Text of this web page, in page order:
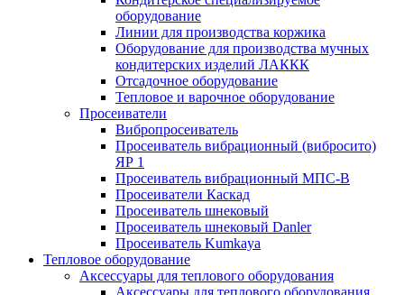
оборудование
Линии для производства коржика
Оборудование для производства мучных
кондитерских изделий ЛАККК
Отсадочное оборудование
Тепловое и варочное оборудование
Просеиватели
Вибропросеиватель
Просеиватель вибрационный (вибросито)
ЯР 1
Просеиватель вибрационный МПС-В
Просеиватели Каскад
Просеиватель шнековый
Просеиватель шнековый Danler
Просеиватель Kumkaya
Тепловое оборудование
Аксессуары для теплового оборудования
Аксессуары для теплового оборудования